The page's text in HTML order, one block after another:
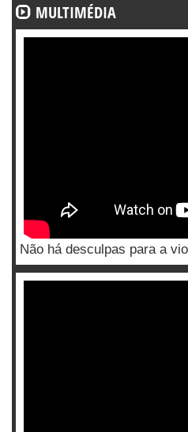
MULTIMÉDIA
Não há desculpas para a